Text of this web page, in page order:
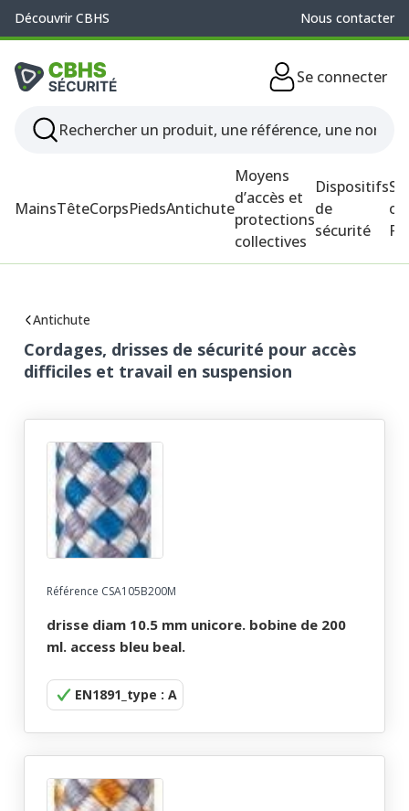
Découvrir CBHS Nous contacter
Se connecter
MainsTêteCorpsPiedsAntichute
Moyens
d’accès et
protections
collectives
Dispositifs
de
sécurité
Antichute
Cordages, drisses de sécurité pour accès
difficiles et travail en suspension
Référence CSA105B200M
drisse diam 10.5 mm unicore. bobine de 200
ml. access bleu beal.
EN1891_type : A